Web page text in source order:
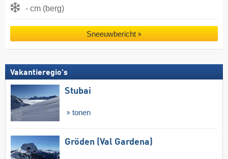
- cm (berg)
Sneeuwbericht
Vakantieregio's
Stubai
tonen
Gröden (Val Gardena)